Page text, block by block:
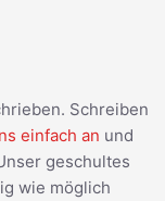
Schreiben
einfach an und
geschultes
wie möglich